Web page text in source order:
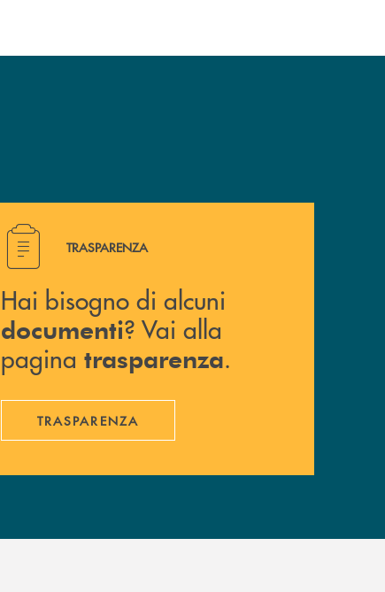
Hai bisogno di alcuni documenti ? Vai alla pagina
TRASPARENZA
Hai bisogno di alcuni
documenti? Vai alla
pagina trasparenza.
TRASPARENZA